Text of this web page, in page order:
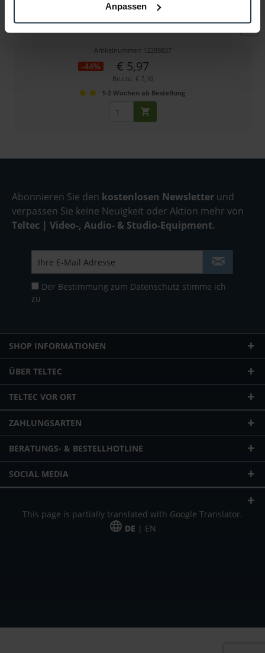
Anpassen
Miniklinke Stereo male-Miniklinke Stereo male, 3 m
Artikelnummer: 12288837
-44% € 5,97
Brutto: € 7,10
1-2 Wochen ab Bestellung
Abonnieren Sie den kostenlosen Newsletter und
verpassen Sie keine Neuigkeit oder Aktion mehr von
Teltec | Video-, Audio- & Studio-Equipment.
Der Bestimmung zum Datenschutz stimme ich
zu
SHOP INFORMATIONEN
ÜBER TELTEC
TELTEC VOR ORT
ZAHLUNGSARTEN
BERATUNGS- & BESTELLHOTLINE
SOCIAL MEDIA
This page is partially translated with Google Translator.
DE | EN